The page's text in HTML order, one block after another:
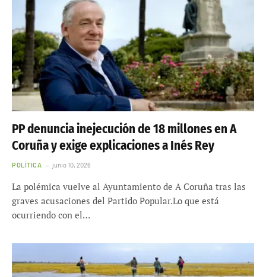
PP denuncia inejecución de 18 millones en A
Coruña y exige explicaciones a Inés Rey
POLÍTICA junio 10, 2026
La polémica vuelve al Ayuntamiento de A Coruña tras las
graves acusaciones del Partido Popular.Lo que está
ocurriendo con el…